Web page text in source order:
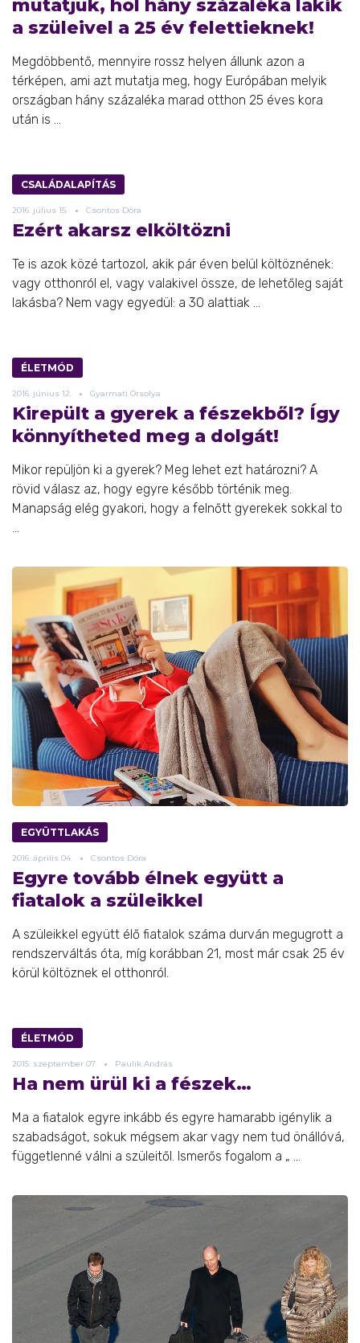
mutatjuk, hol hány százaléka lakik
a szüleivel a 25 év felettieknek!
Megdöbbentő, mennyire rossz helyen állunk azon a
térképen, ami azt mutatja meg, hogy Európában melyik
országban hány százaléka marad otthon 25 éves kora
után is ...
CSALÁDALAPÍTÁS
2016. július 15. Csontos Dóra
Ezért akarsz elköltözni
Te is azok közé tartozol, akik pár éven belül költöznének:
vagy otthonról el, vagy valakivel össze, de lehetőleg saját
lakásba? Nem vagy egyedül: a 30 alattiak ...
ÉLETMÓD
2016. június 12. Gyarmati Orsolya
Kirepült a gyerek a fészekből? Így
könnyítheted meg a dolgát!
Mikor repüljön ki a gyerek? Meg lehet ezt határozni? A
rövid válasz az, hogy egyre később történik meg.
Manapság elég gyakori, hogy a felnőtt gyerekek sokkal to
...
EGYÜTTLAKÁS
2016. április 04. Csontos Dóra
Egyre tovább élnek együtt a
fiatalok a szüleikkel
A szüleikkel együtt élő fiatalok száma durván megugrott a
rendszerváltás óta, míg korábban 21, most már csak 25 év
körül költöznek el otthonról.
ÉLETMÓD
2015. szeptember 07. Paulik András
Ha nem ürül ki a fészek…
Ma a fiatalok egyre inkább és egyre hamarabb igénylik a
szabadságot, sokuk mégsem akar vagy nem tud önállóvá,
függetlenné válni a szüleitől. Ismerős fogalom a „ ...